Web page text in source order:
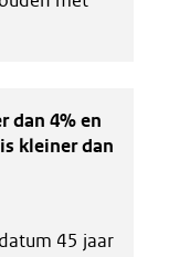
dan 4% en
kleiner dan
45 jaar